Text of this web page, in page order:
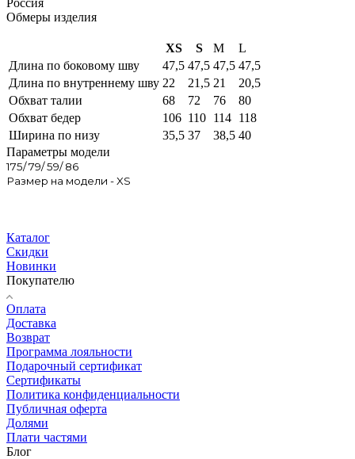
Обмеры изделия
XS S M
L
Длина по боковому шву
47,5 47,5 47,5 47,5
Длина по внутреннему шву 22 21,5 21
20,5
Обхват талии
68 72 76
80
Обхват бедер
106 110 114 118
Ширина по низу
35,5 37 38,5 40
Параметры модели
175/ 79/ 59/ 86
Размер на модели - XS
Каталог
Скидки
Новинки
Покупателю
Оплата
Доставка
Возврат
Программа лояльности
Подарочный сертификат
Сертификаты
Политика конфиденциальности
Публичная оферта
Долями
Плати частями
Блог